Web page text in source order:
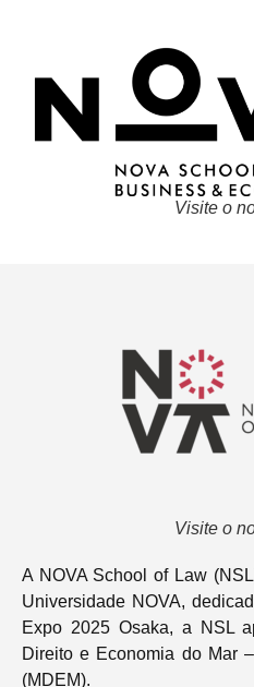
Visite o
Visite o
A NOVA School of Law
Universidade NOVA,
Expo 2025 Osaka, a NSL
Direito e Economia do Mar
(MDEM).